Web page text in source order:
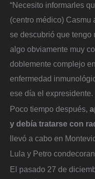
“Necesito informarles
(centro médico) Casmu
se descubrió que tengo
algo obviamente muy
doblemente complejo
enfermedad
ese día el expresidente.
Poco tiempo después,
y debía tratarse con
llevó a cabo en
Lula y Petro
El pasado 27 de